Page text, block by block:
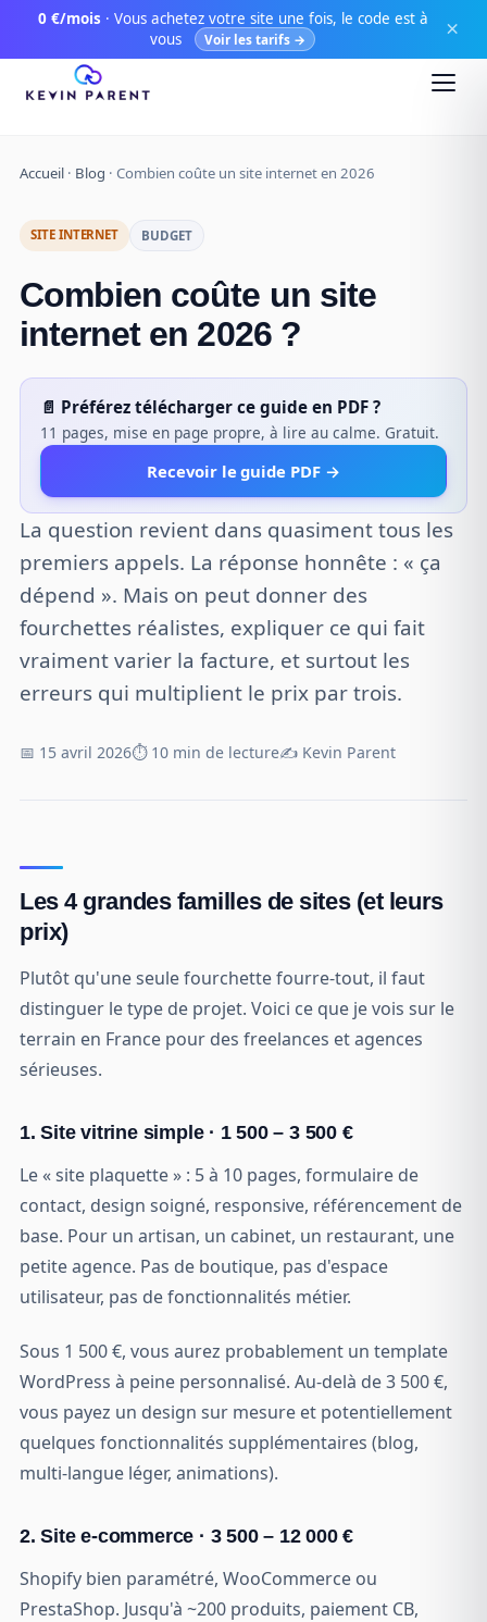
0 €/mois · Vous achetez votre site une fois, le code est à
vous
Voir les tarifs → ×
Accueil · Blog · Combien coûte un site internet en 2026
SITE INTERNET BUDGET
Combien coûte un site
internet en 2026 ?
📄 Préférez télécharger ce guide en PDF ?
11 pages, mise en page propre, à lire au calme. Gratuit.
Recevoir le guide PDF →
La question revient dans quasiment tous les
premiers appels. La réponse honnête : « ça
dépend ». Mais on peut donner des
fourchettes réalistes, expliquer ce qui fait
vraiment varier la facture, et surtout les
erreurs qui multiplient le prix par trois.
📅 15 avril 2026⏱️ 10 min de lecture✍️ Kevin Parent
Les 4 grandes familles de sites (et leurs
prix)
Plutôt qu'une seule fourchette fourre-tout, il faut
distinguer le type de projet. Voici ce que je vois sur le
terrain en France pour des freelances et agences
sérieuses.
1. Site vitrine simple · 1 500 – 3 500 €
Le « site plaquette » : 5 à 10 pages, formulaire de
contact, design soigné, responsive, référencement de
base. Pour un artisan, un cabinet, un restaurant, une
petite agence. Pas de boutique, pas d'espace
utilisateur, pas de fonctionnalités métier.
Sous 1 500 €, vous aurez probablement un template
WordPress à peine personnalisé. Au-delà de 3 500 €,
vous payez un design sur mesure et potentiellement
quelques fonctionnalités supplémentaires (blog,
multi-langue léger, animations).
2. Site e-commerce · 3 500 – 12 000 €
Shopify bien paramétré, WooCommerce ou
PrestaShop. Jusqu'à ~200 produits, paiement CB,